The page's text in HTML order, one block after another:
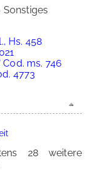
Sonstiges
Hs. 458
ms. 746
4773
28 weitere